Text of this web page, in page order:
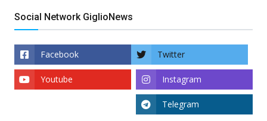
Social Network GiglioNews
Facebook Twitter
Instagram
Youtube
Telegram